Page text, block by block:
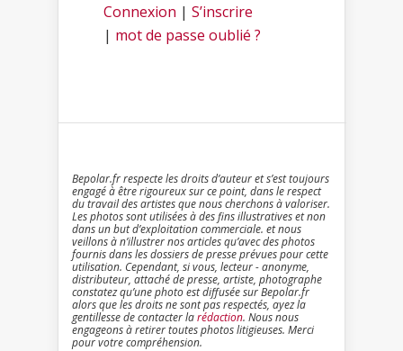
Connexion | S’inscrire
| mot de passe oublié ?
Bepolar.fr respecte les droits d’auteur et s’est toujours
engagé à être rigoureux sur ce point, dans le respect
du travail des artistes que nous cherchons à valoriser.
Les photos sont utilisées à des fins illustratives et non
dans un but d’exploitation commerciale. et nous
veillons à n’illustrer nos articles qu’avec des photos
fournis dans les dossiers de presse prévues pour cette
utilisation. Cependant, si vous, lecteur - anonyme,
distributeur, attaché de presse, artiste, photographe
constatez qu’une photo est diffusée sur Bepolar.fr
alors que les droits ne sont pas respectés, ayez la
gentillesse de contacter larédaction. Nous nous
engageons à retirer toutes photos litigieuses. Merci
pour votre compréhension.